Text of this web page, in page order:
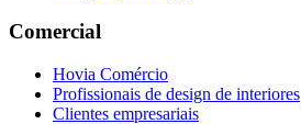
Comercial
Hovia Comércio
Profissionais de design de interiores
Clientes empresariais